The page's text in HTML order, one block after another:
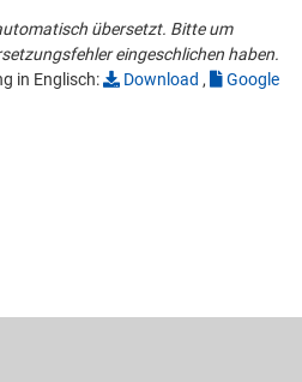
übersetzt. Bitte um
eingeschlichen haben.
in Englisch:
Download ,
Google